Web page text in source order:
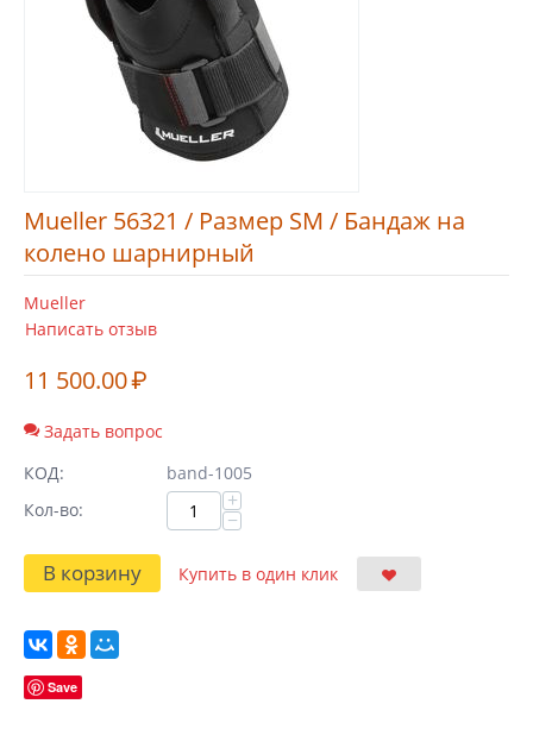
Mueller 56321 / Размер SM / Бандаж на
колено шарнирный
Mueller
Написать отзыв
11 500.00₽
Задать вопрос
КОД:
band-1005
Кол-во:
+
−
В корзину Купить в один клик
Save